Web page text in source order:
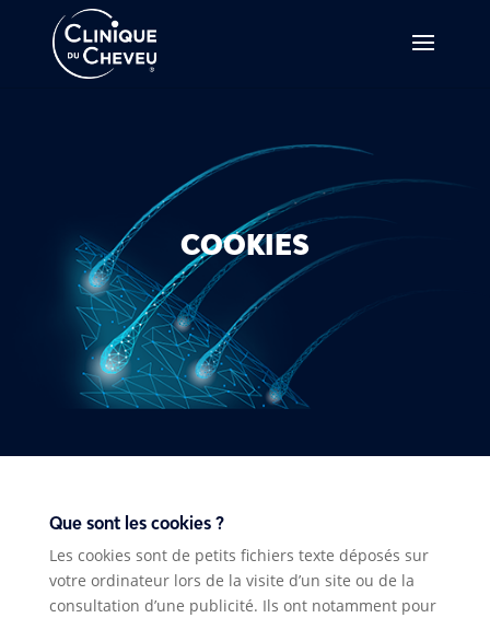
COOKIES
Que sont les cookies ?
Les cookies sont de petits fichiers texte déposés sur
votre ordinateur lors de la visite d’un site ou de la
consultation d’une publicité. Ils ont notamment pour
Essentiels